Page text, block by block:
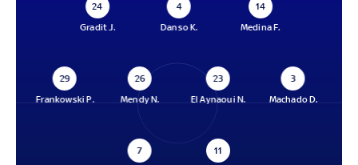
24
Gradit J.
4
Danso K.
14
Medina F.
29
Frankowski P.
26
Mendy N.
23
El Aynaoui N.
3
Machado D.
11
7